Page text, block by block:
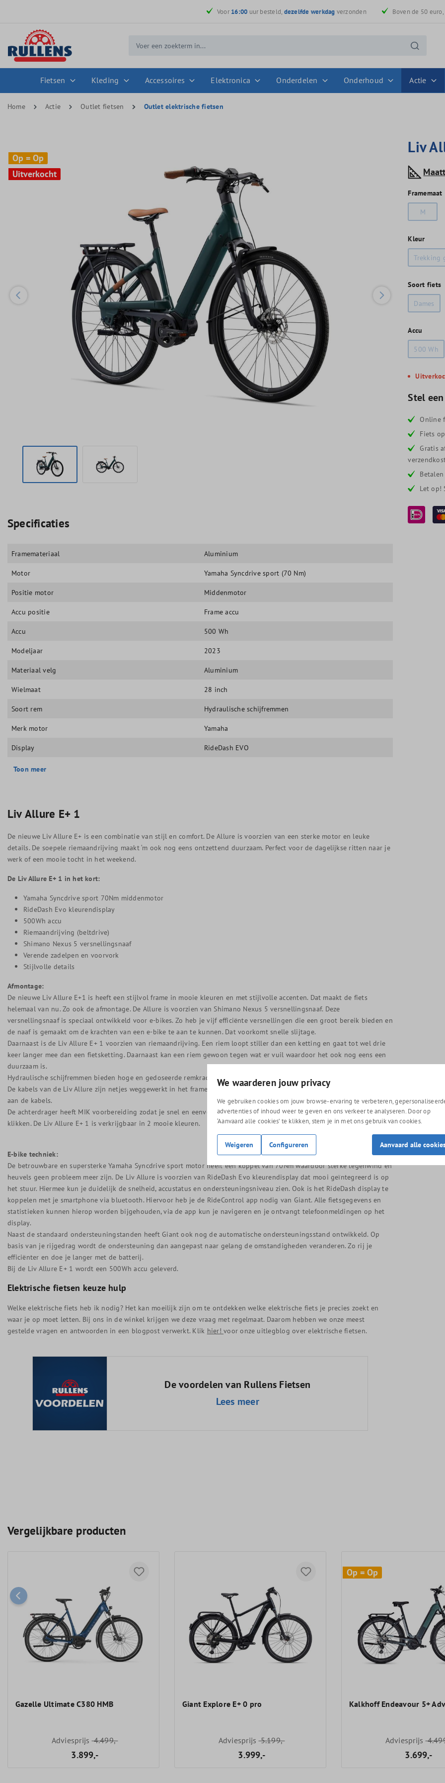
Voor 16:00 uur besteld, dezelfde werkdag verzonden Boven de 50 euro,
Fietsen Kleding Accessoires Elektronica Onderdelen Onderhoud Actie
Home Actie Outlet fietsen Outlet elektrische fietsen
Op = Op
Uitverkocht
Op = Op
Uitverkocht
Liv
Framemaat
M
Kleur
Trekking
Soort fiets
Dames
Accu
500 Wh
Stel
Online
Fiets
Gratis
Let op!
Specificaties
Framemateriaal Aluminium
Motor Yamaha Syncdrive sport (70 Nm)
Positie motor Middenmotor
Accu positie Frame accu
Accu 500 Wh
Modeljaar 2023
Materiaal velg Aluminium
Wielmaat 28 inch
Soort rem Hydraulische schijfremmen
Merk motor Yamaha
Display RideDash EVO
Toon meer
Liv Allure E+ 1
De nieuwe Liv Allure E+ is een combinatie van stijl en comfort. De Allure is voorzien van een sterke motor en leuke
details. De soepele riemaandrijving maakt ‘m ook nog eens ontzettend duurzaam. Perfect voor de dagelijkse ritten naar je
werk of een mooie tocht in het weekend.
De Liv Allure E+ 1 in het kort:
Yamaha Syncdrive sport 70Nm middenmotor
RideDash Evo kleurendisplay
500Wh accu
Riemaandrijving (beltdrive)
Shimano Nexus 5 versnellingsnaaf
Verende zadelpen en voorvork
Stijlvolle details
Afmontage:
De nieuwe Liv Allure E+1 is heeft een stijlvol frame in mooie kleuren en met stijlvolle accenten. Dat maakt de fiets
helemaal van nu. Zo ook de afmontage. De Allure is voorzien van Shimano Nexus 5 versnellingsnaaf. Deze
versnellingsnaaf is speciaal ontwikkeld voor e-bikes. Zo heb je vijf efficiënte versnellingen die een groot bereik bieden en
de naaf is gemaakt om de krachten van een e-bike te aan te kunnen. Dat voorkomt snelle slijtage.
Daarnaast is de Liv Allure E+ 1 voorzien van riemaandrijving. Een riem loopt stiller dan een ketting en gaat tot wel drie
keer langer mee dan een fietsketting. Daarnaast kan een riem gewoon tegen wat er vuil waardoor het ook nog eens een
duurzaam is.
Hydraulische schijfremmen bieden hoge en gedoseerde remkracht. Ook onder vochtige weersomstandigheden.
De kabels van de Liv Allure zijn netjes weggewerkt in het frame zodat het er strak uit ziet en er minder kans is op schade
aan de kabels.
De achterdrager heeft MIK voorbereiding zodat je snel en eenvoudig allerlei MIK accessoires achterop de fiets kunt
klikken. De Liv Allure E+ 1 is verkrijgbaar in 2 mooie kleuren.
E-bike techniek:
De betrouwbare en supersterke Yamaha Syncdrive sport motor heeft een koppel van 70Nm waardoor sterke tegenwind en
heuvels geen probleem meer zijn. De Liv Allure is voorzien van RideDash Evo kleurendisplay dat mooi geïntegreerd is op
het stuur. Hiermee kun je duidelijk de snelheid, accustatus en ondersteuningsniveau zien. Ook is het RideDash display te
koppelen met je smartphone via bluetooth. Hiervoor heb je de RideControl app nodig van Giant. Alle fietsgegevens en
statistieken kunnen hierop worden bijgehouden, via de app kun je navigeren en je ontvangt telefoonmeldingen op het
display.
Naast de standaard ondersteuningstanden heeft Giant ook nog de automatische ondersteuningsstand ontwikkeld. Op
basis van je rijgedrag wordt de ondersteuning dan aangepast naar gelang de omstandigheden veranderen. Zo rij je
efficiënter en doe je langer met de batterij.
Bij de Liv Allure E+ 1 wordt een 500Wh accu geleverd.
Elektrische fietsen keuze hulp
Welke elektrische fiets heb ik nodig? Het kan moeilijk zijn om te ontdekken welke elektrische fiets je precies zoekt en
waar je op moet letten. Bij ons in de winkel krijgen we deze vraag met regelmaat. Daarom hebben we onze meest
gestelde vragen en antwoorden in een blogpost verwerkt. Klik hier!voor onze uitlegblog over elektrische fietsen.
De voordelen van Rullens Fietsen
Lees meer
Vergelijkbare producten
Gazelle Ultimate C380 HMB
Adviesprijs4.499,-
3.899,-
Giant Explore E+ 0 pro
Adviesprijs5.199,-
3.999,-
Op = Op
Kalkhoff Endeavour 5+
Adviesprijs
3.699,-
We waarderen jouw privacy
We gebruiken cookies om jouw browse-ervaring te verbeteren,
advertenties of inhoud weer te geven en ons verkeer te analyseren. Door op
‘Aanvaard alle cookies’ te klikken, stem je in met ons gebruik van cookies.
Weigeren Configureren Aanvaard alle